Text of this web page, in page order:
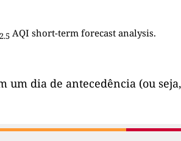
AQI short-term forecast analysis.
um dia de antecedência (ou